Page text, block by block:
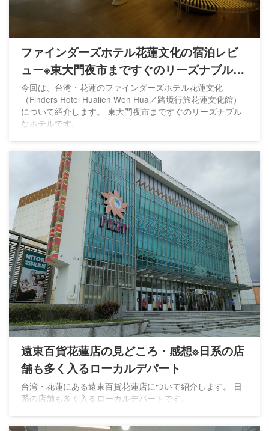
ファインダーズホテル花蓮文化の宿泊レビ
ュー※東大門夜市まですぐのリーズナブルな
ホテル
今回は、台湾・花蓮のファインダーズホテル花蓮文化
（Finders Hotel Hualien Wen Hua／路境行旅花蓮文化館）
について紹介します。 東大門夜市まですぐのリーズナブル
なホテルです。
遠東百貨花蓮店の見どころ・感想※日系の店
舗も多く入るローカルデパート
台湾・花蓮にある遠東百貨花蓮店について紹介します。 日
系の店舗も多く入るローカルデパートです。